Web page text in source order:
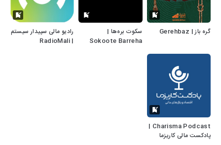
گره باز | Gerehbaz
سکوت بره‌ها |
Sokoote Barreha
رادیو مالی سپیدار سیستم
| RadioMali
Charisma Podcast |
پادکست مالی کاریزما